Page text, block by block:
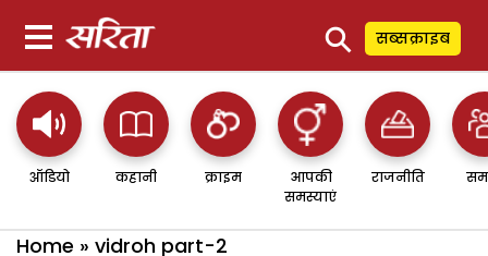
⚲ सब्सक्राइब
ऑडियो कहानी क्राइम
आपकी
समस्याएं
राजनीति
Home » vidroh part-2